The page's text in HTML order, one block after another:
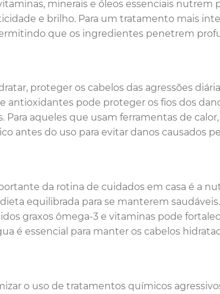
minerais e óleos essenciais nutrem
e brilho. Para um tratamento mais
que os ingredientes penetrem
proteger os cabelos das agressões
antioxidantes pode proteger os fios dos
Para aqueles que usam ferramentas de
antes do uso para evitar danos causados
da rotina de cuidados em casa é a
equilibrada para se manterem
graxos ômega-3 e vitaminas pode
é essencial para manter os cabelos
o uso de tratamentos químicos